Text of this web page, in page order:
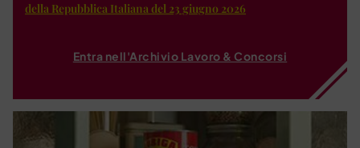
della Repubblica Italiana del 23 giugno 2026
Entra nell'Archivio Lavoro & Concorsi